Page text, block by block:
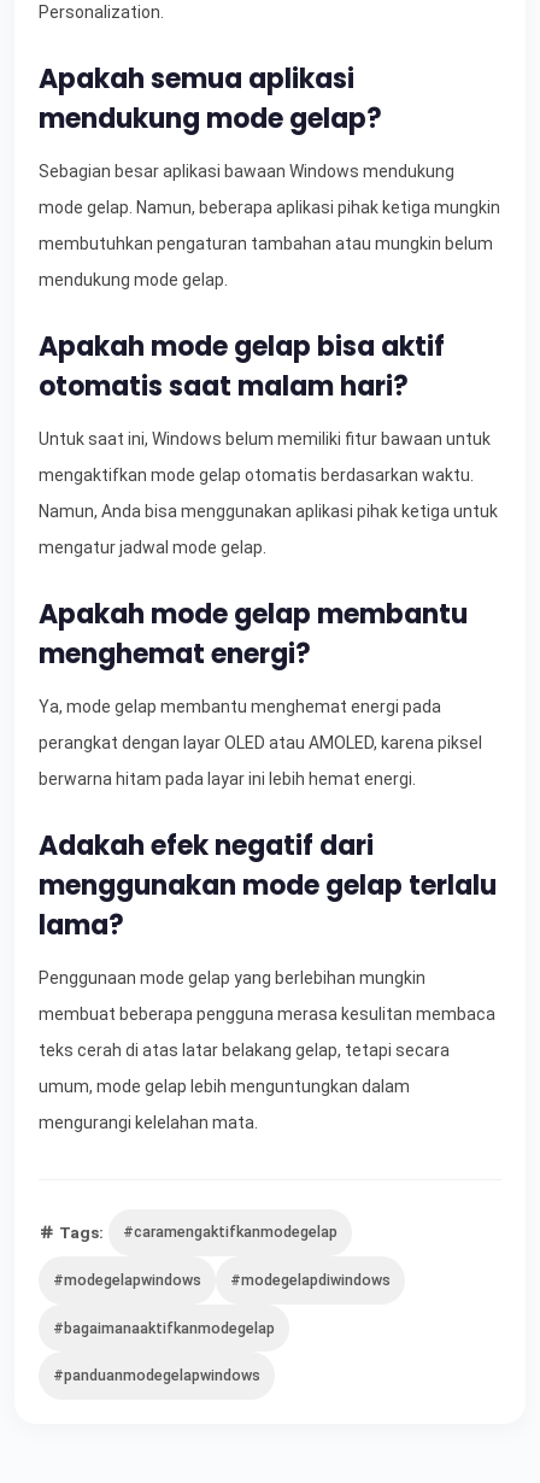
Personalization.
Apakah semua aplikasi
mendukung mode gelap?
Sebagian besar aplikasi bawaan Windows mendukung
mode gelap. Namun, beberapa aplikasi pihak ketiga mungkin
membutuhkan pengaturan tambahan atau mungkin belum
mendukung mode gelap.
Apakah mode gelap bisa aktif
otomatis saat malam hari?
Untuk saat ini, Windows belum memiliki fitur bawaan untuk
mengaktifkan mode gelap otomatis berdasarkan waktu.
Namun, Anda bisa menggunakan aplikasi pihak ketiga untuk
mengatur jadwal mode gelap.
Apakah mode gelap membantu
menghemat energi?
Ya, mode gelap membantu menghemat energi pada
perangkat dengan layar OLED atau AMOLED, karena piksel
berwarna hitam pada layar ini lebih hemat energi.
Adakah efek negatif dari
menggunakan mode gelap terlalu
lama?
Penggunaan mode gelap yang berlebihan mungkin
membuat beberapa pengguna merasa kesulitan membaca
teks cerah di atas latar belakang gelap, tetapi secara
umum, mode gelap lebih menguntungkan dalam
mengurangi kelelahan mata.
Tags: #caramengaktifkanmodegelap
#modegelapwindows #modegelapdiwindows
#bagaimanaaktifkanmodegelap
#panduanmodegelapwindows